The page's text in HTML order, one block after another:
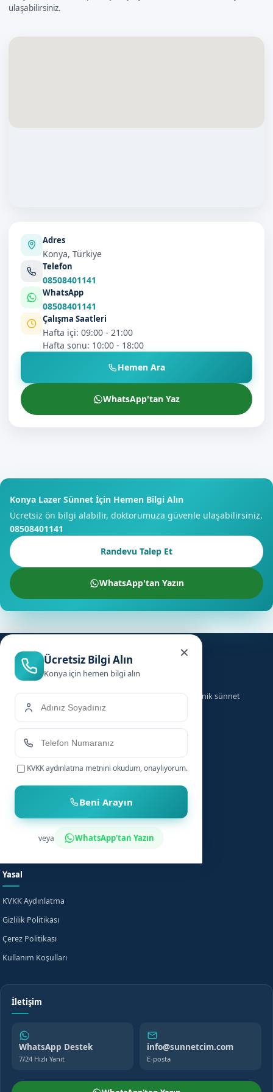
ulaşabilirsiniz.
Adres
Konya, Türkiye
Telefon
08508401141
WhatsApp
08508401141
Çalışma Saatleri
Hafta içi: 09:00 - 21:00
Hafta sonu: 10:00 - 18:00
Hemen Ara
WhatsApp'tan Yaz
Konya Lazer Sünnet İçin Hemen Bilgi Alın
Ücretsiz ön bilgi alabilir, doktorumuza güvenle ulaşabilirsiniz.
08508401141
Randevu Talep Et
WhatsApp'tan Yazın
×
Ücretsiz Bilgi Alın
Konya için hemen bilgi alın
KVKK aydınlatma metnini okudum, onaylıyorum.
Beni Arayın
veya WhatsApp'tan Yazın
Türkiye genelinde ailelere güvenilir, hızlı ve hijyenik sünnet
hizmeti sunuyoruz.
Hizmetler
Bebek Sünneti
Çocuk Sünneti
Sünnet Sonrası Bakım
Fiyat Bilgisi
Evde Sünnet
Anasayfa
Şehirler
Bilgi Merkezi
SSS
Yasal
KVKK Aydınlatma
Gizlilik Politikası
Çerez Politikası
Kullanım Koşulları
İletişim
WhatsApp Destek
7/24 Hızlı Yanıt
info@sunnetcim.com
E-posta